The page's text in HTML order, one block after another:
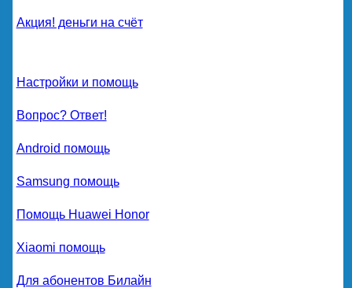
Акция! деньги на счёт
Настройки и помощь
Вопрос? Ответ!
Android помощь
Samsung помощь
Помощь Huawei Honor
Xiaomi помощь
Для абонентов Билайн